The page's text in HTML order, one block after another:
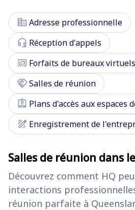
corporate_fareAdresse professionnelle
headset_mic Réception d'appels
cast_connected Forfaits de bureaux virtuels
handshakeSalles de réunion
assignment_ind Plans d'accès aux espaces
draw Enregistrement de
Salles de réunion dans
Découvrez comment HQ
interactions
réunion parfaite à